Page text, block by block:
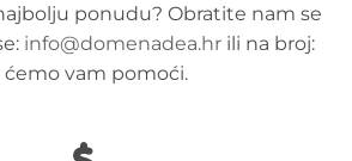
ponudu? Obratite nam se
info@domenadea.hr ili na broj:
ćemo vam pomoći.